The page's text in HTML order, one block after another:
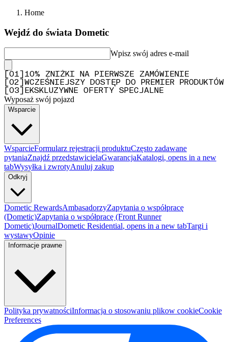
Home
Wejdź do świata Dometic
Wpisz swój adres e-mail
01
10% ZNIŻKI NA PIERWSZE ZAMÓWIENIE
02
WCZEŚNIEJSZY DOSTĘP DO PREMIER PRODUKTÓW
03 EKSKLUZYWNE OFERTY SPECJALNE
Wyposaż swój pojazd
Wsparcie
WsparcieFormularz rejestracji produktuCzęsto zadawane
pytaniaZnajdź przedstawicielaGwarancjaKatalogi, opens in a new
tabWysyłka i zwrotyAnuluj zakup
Odkryj
Dometic RewardsAmbasadorzyZapytania o współpracę
(Dometic)Zapytania o współpracę (Front Runner
Dometic)JournalDometic Residential, opens in a new tabTargi i
wystawyOpinie
Informacje prawne
Polityka prywatnościInformacja o stosowaniu plikow cookieCookie
Preferences